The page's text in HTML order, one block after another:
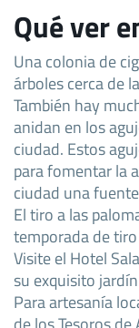
Qué ver
Una colonia de
árboles cerca de
También hay
anidan en los
ciudad. Estos
para fomentar la
ciudad una
El tiro a las
temporada de
Visite el Hotel
su exquisito
Para artesanía